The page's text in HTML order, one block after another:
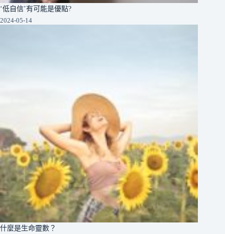
‘低自信’有可能是優點?
2024-05-14
什麼是生命靈數？